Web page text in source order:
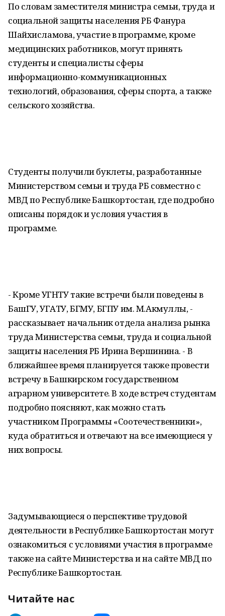
По словам заместителя министра семьи, труда и
социальной защиты населения РБ Фанура
Шайхисламова, участие в программе, кроме
медицинских работников, могут принять
студенты и специалисты сферы
информационно-коммуникационных
технологий, образования, сферы спорта, а также
сельского хозяйства.
Студенты получили буклеты, разработанные
Министерством семьи и труда РБ совместно с
МВД по Республике Башкортостан, где подробно
описаны порядок и условия участия в
программе.
- Кроме УГНТУ такие встречи были поведены в
БашГУ, УГАТУ, БГМУ, БГПУ им. М.Акмуллы, -
рассказывает начальник отдела анализа рынка
труда Министерства семьи, труда и социальной
защиты населения РБ Ирина Вершинина. - В
ближайшее время планируется также провести
встречу в Башкирском государственном
аграрном университете. В ходе встреч студентам
подробно поясняют, как можно стать
участником Программы «Соотечественники»,
куда обратиться и отвечают на все имеющиеся у
них вопросы.
Задумывающиеся о перспективе трудовой
деятельности в Республике Башкортостан могут
ознакомиться с условиями участия в программе
также на сайте Министерства и на сайте МВД по
Республике Башкортостан.
Читайте нас